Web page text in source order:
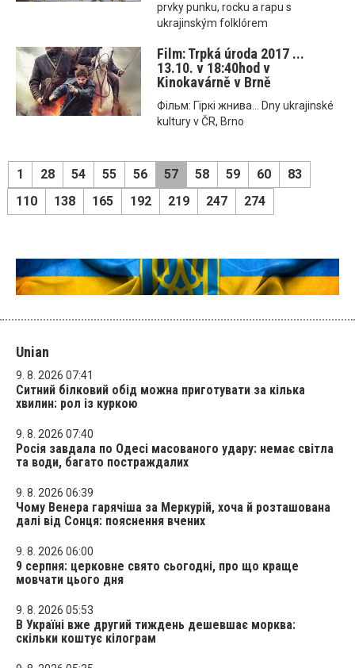
prvky punku, rocku a rapu s
ukrajinským folklórem
Film: Trpká úroda 2017 ...
13.10. v 18:40hod v
Kinokavárně v Brně
Фільм: Гіркі жнива... Dny ukrajinské
kultury v ČR, Brno
1 28 54 55 56 57 58 59 60
83
110
138 165 192 219 247 274
Unian
9. 8. 2026 07:41
Ситний білковий обід можна приготувати за кілька
хвилин: рол із куркою
9. 8. 2026 07:40
Росія завдала по Одесі масованого удару: немає світла
та води, багато постраждалих
9. 8. 2026 06:39
Чому Венера гарячіша за Меркурій, хоча й розташована
далі від Сонця: пояснення вчених
9. 8. 2026 06:00
9 серпня: церковне свято сьогодні, про що краще
мовчати цього дня
9. 8. 2026 05:53
В Україні вже другий тиждень дешевшає морква:
скільки коштує кілограм